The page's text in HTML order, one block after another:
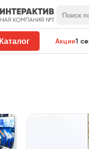
Каталог Акции1